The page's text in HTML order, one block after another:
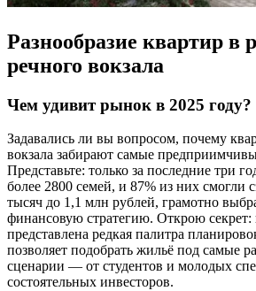
Разнообразие квартир в
речного вокзала
Чем удивит рынок в 2025 году?
Задавались ли вы вопросом, почему
вокзала забирают самые
Представьте: только за последние три
более 2800 семей, и 87% из них смогли
тысяч до 1,1 млн рублей, грамотно
финансовую стратегию. Открою секрет:
представлена редкая палитра
позволяет подобрать жильё под самые
сценарии — от студентов и молодых
состоятельных инвесторов.